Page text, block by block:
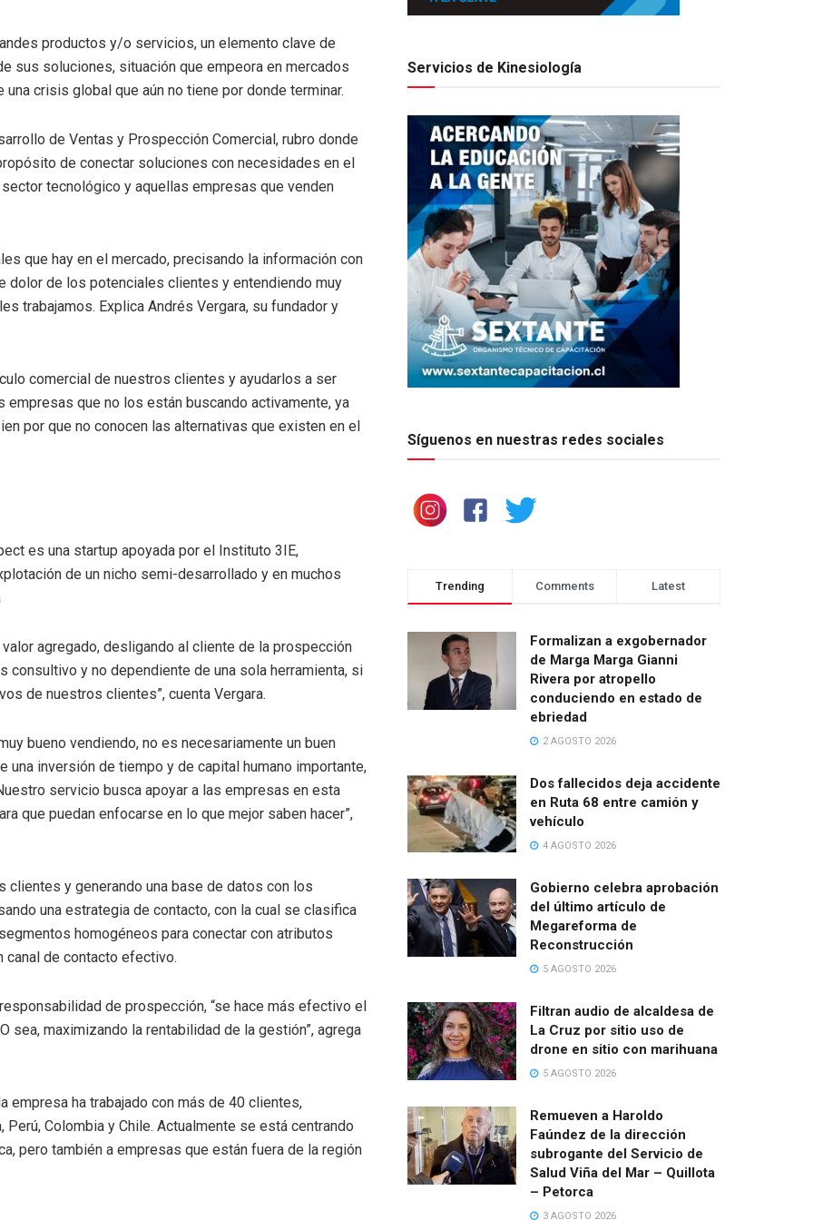
productos y/o servicios, un elemento clave de
sus soluciones, situación que empeora en mercados
crisis global que aún no tiene por donde terminar.
de Ventas y Prospección Comercial, rubro donde
de conectar soluciones con necesidades en el
tecnológico y aquellas empresas que venden
que hay en el mercado, precisando la información con
de los potenciales clientes y entendiendo muy
trabajamos. Explica Andrés Vergara, su fundador y
comercial de nuestros clientes y ayudarlos a ser
que no los están buscando activamente, ya
por que no conocen las alternativas que existen en el
es una startup apoyada por el Instituto 3IE,
de un nicho semi-desarrollado y en muchos
agregado, desligando al cliente de la prospección
consultivo y no dependiente de una sola herramienta, si
de nuestros clientes”, cuenta Vergara.
bueno vendiendo, no es necesariamente un buen
una inversión de tiempo y de capital humano importante,
servicio busca apoyar a las empresas en esta
que puedan enfocarse en lo que mejor saben hacer”,
y generando una base de datos con los
una estrategia de contacto, con la cual se clasifica
homogéneos para conectar con atributos
de contacto efectivo.
de prospección, “se hace más efectivo el
sea, maximizando la rentabilidad de la gestión”, agrega
empresa ha trabajado con más de 40 clientes,
Colombia y Chile. Actualmente se está centrando
pero también a empresas que están fuera de la región
Servicios de Kinesiología
Síguenos en nuestras redes sociales
Trending Comments Latest
Formalizan a exgobernador
de Marga Marga Gianni
Rivera por atropello
conduciendo en estado de
ebriedad
2 AGOSTO 2026
Dos fallecidos deja accidente
en Ruta 68 entre camión y
vehículo
4 AGOSTO 2026
Gobierno celebra aprobación
del último artículo de
Megareforma de
Reconstrucción
5 AGOSTO 2026
Filtran audio de alcaldesa de
La Cruz por sitio uso de
drone en sitio con marihuana
5 AGOSTO 2026
Remueven a Haroldo
Faúndez de la dirección
subrogante del Servicio de
Salud Viña del Mar – Quillota
– Petorca
3 AGOSTO 2026